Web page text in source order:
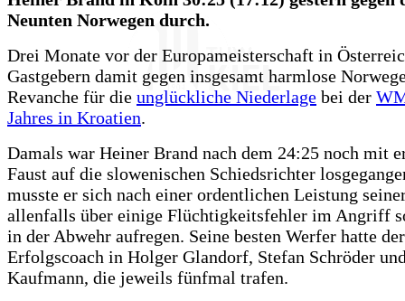
Neunten Norwegen durch.
Drei Monate vor der Europameisterschaft in
Gastgebern damit gegen insgesamt harmlose
Revanche für die unglückliche Niederlage bei der
Jahres in Kroatien.
Damals war Heiner Brand nach dem 24:25 noch mit
Faust auf die slowenischen Schiedsrichter
musste er sich nach einer ordentlichen Leistung
allenfalls über einige Flüchtigkeitsfehler im Angriff
in der Abwehr aufregen. Seine besten Werfer hatte der
Erfolgscoach in Holger Glandorf, Stefan Schröder
Kaufmann, die jeweils fünfmal trafen.